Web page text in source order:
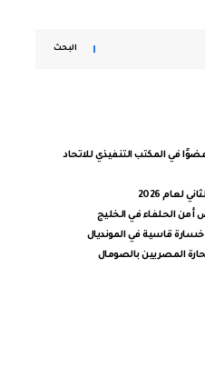
البحث
في المكتب التنفيذي للاتحاد
لعام 2026
الحلفاء في الخليج
قاسية في المونديال
المصريين بالصومال